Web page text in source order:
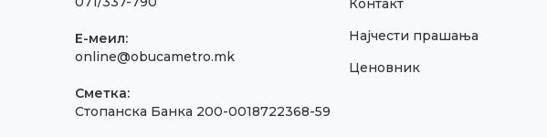
E-меил:
online@obucametro.mk
Сметка:
Стопанска Банка 200-0018722368-59
Контакт
Најчести прашања
Ценовник